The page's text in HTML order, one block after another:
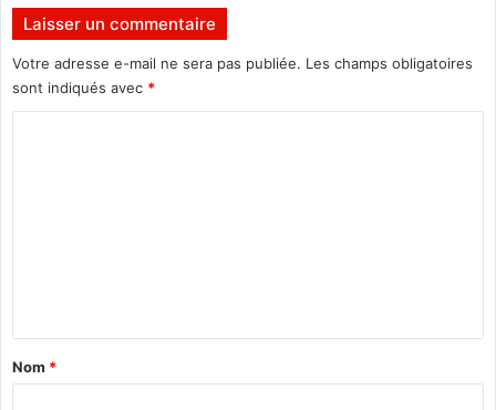
l
e
h
u
m
a
Laisser un commentaire
Votre adresse e-mail ne sera pas publiée. Les champs obligatoires
sont indiqués avec *
a
Nom *